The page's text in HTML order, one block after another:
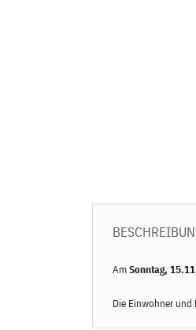
AmSonntag,
Die Einwohner und